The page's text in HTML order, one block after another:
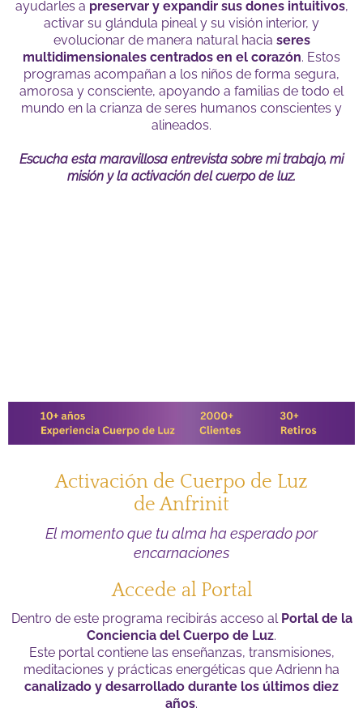
ayudarles a preservar y expandir sus dones intuitivos,
activar su glándula pineal y su visión interior, y
evolucionar de manera natural hacia seres
multidimensionales centrados en el corazón. Estos
programas acompañan a los niños de forma segura,
amorosa y consciente, apoyando a familias de todo el
mundo en la crianza de seres humanos conscientes y
alineados.
Escucha esta maravillosa entrevista sobre mi trabajo, mi
misión y la activación del cuerpo de luz.
Activación de Cuerpo de Luz
de Anfrinit
El momento que tu alma ha esperado por
encarnaciones
Accede al Portal
Dentro de este programa recibirás acceso al Portal de la
Conciencia del Cuerpo de Luz.
Este portal contiene las enseñanzas, transmisiones,
meditaciones y prácticas energéticas que Adrienn ha
canalizado y desarrollado durante los últimos diez
años.